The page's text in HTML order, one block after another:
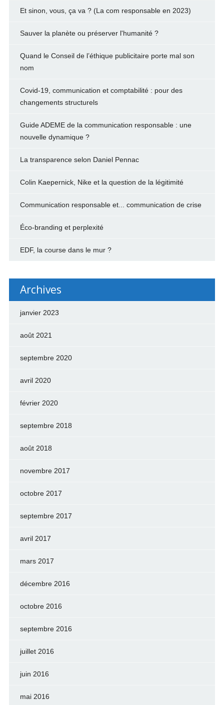
Et sinon, vous, ça va ? (La com responsable en 2023)
Sauver la planète ou préserver l'humanité ?
Quand le Conseil de l’éthique publicitaire porte mal son
nom
Covid-19, communication et comptabilité : pour des
changements structurels
Guide ADEME de la communication responsable : une
nouvelle dynamique ?
La transparence selon Daniel Pennac
Colin Kaepernick, Nike et la question de la légitimité
Communication responsable et... communication de crise
Éco-branding et perplexité
EDF, la course dans le mur ?
Archives
janvier 2023
août 2021
septembre 2020
avril 2020
février 2020
septembre 2018
août 2018
novembre 2017
octobre 2017
septembre 2017
avril 2017
mars 2017
décembre 2016
octobre 2016
septembre 2016
juillet 2016
juin 2016
mai 2016